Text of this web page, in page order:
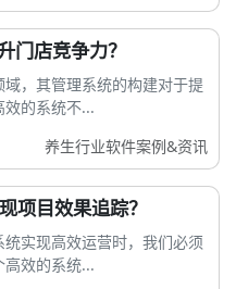
门店竞争力？
，其管理系统的构建对于提
的系统不...
养生行业软件案例&资讯
项目效果追踪？
实现高效运营时，我们必须
效的系统...